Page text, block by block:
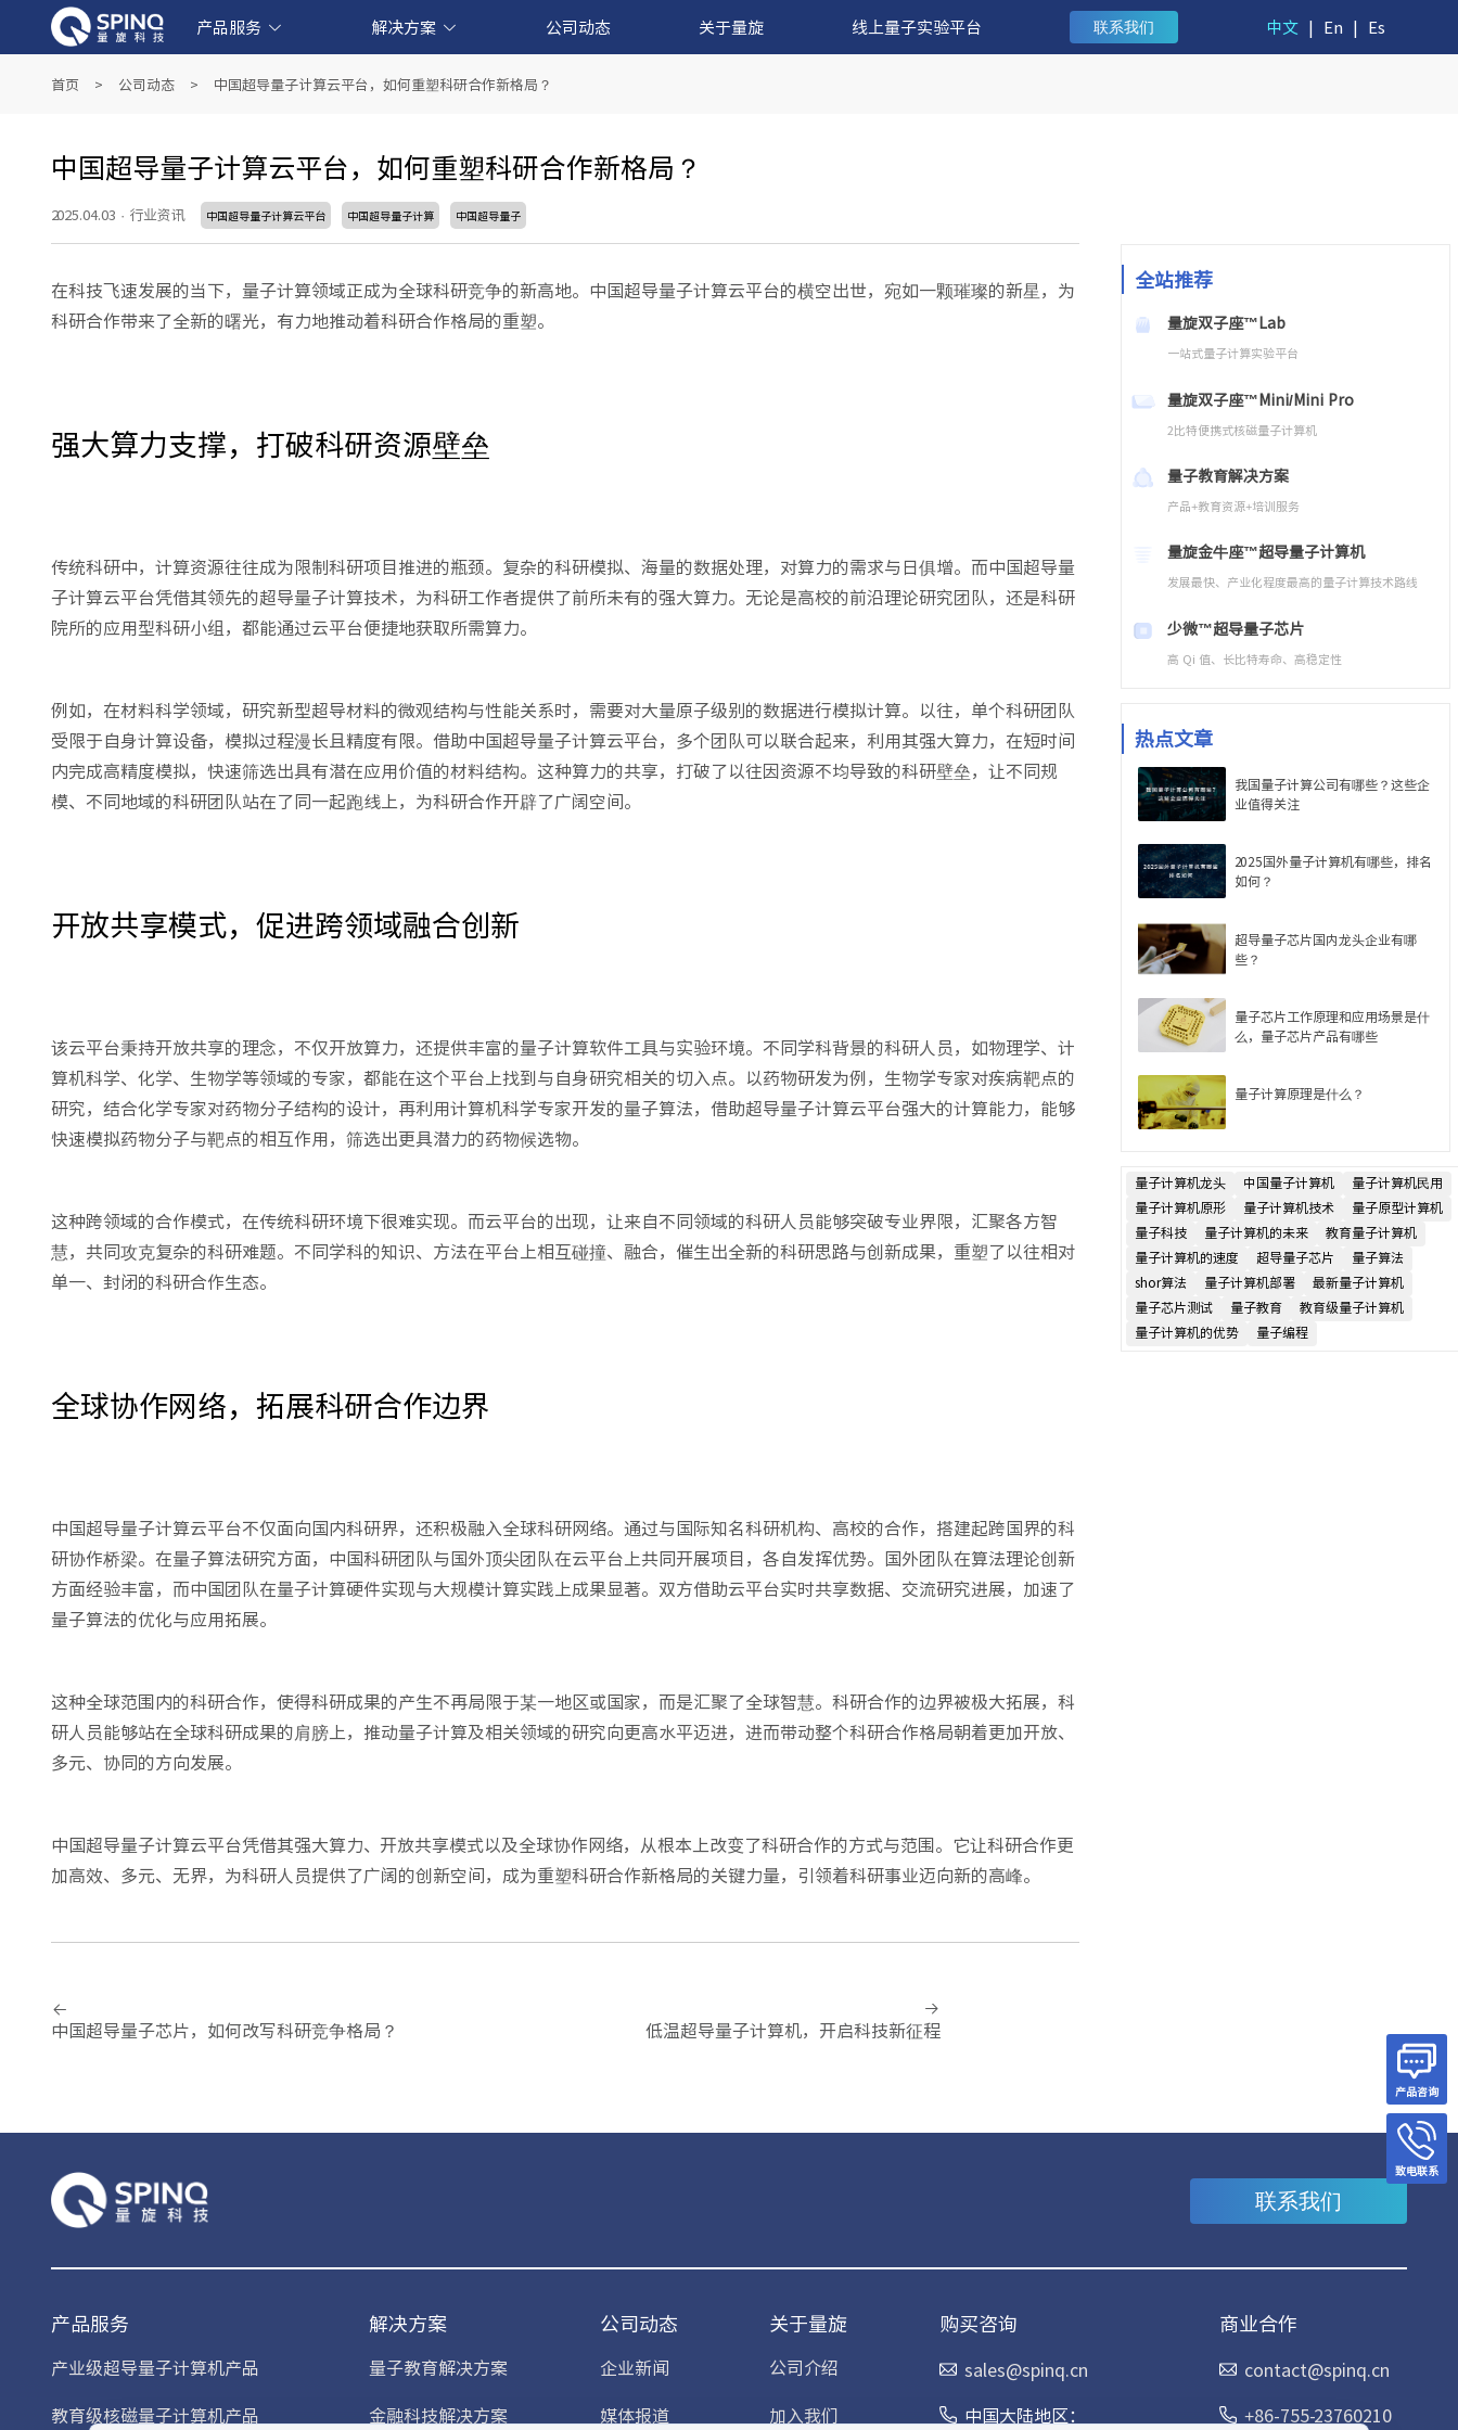
产品服务
产业级超导量子计算机产品
教育级核磁量子计算机产品
线上量子实验平台和软件产品
解决方案
量子教育解决方案
金融科技解决方案
生物医药解决方案
人工智能解决方案
公司动态 关于量旋 线上量子实验平台 联系我们 中文 | En | Es
首页 > 公司动态 > 中国超导量子计算云平台，如何重塑科研合作新格局？
中国超导量子计算云平台，如何重塑科研合作新格局？
2025.04.03 · 行业资讯 中国超导量子计算云平台 中国超导量子计算 中国超导量子
在科技飞速发展的当下，量子计算领域正成为全球科研竞争的新高地。中国超导量子计算云平台的横空出世，宛如一颗璀璨的新星，为
科研合作带来了全新的曙光，有力地推动着科研合作格局的重塑。
强大算力支撑，打破科研资源壁垒
传统科研中，计算资源往往成为限制科研项目推进的瓶颈。复杂的科研模拟、海量的数据处理，对算力的需求与日俱增。而中国超导量
子计算云平台凭借其领先的超导量子计算技术，为科研工作者提供了前所未有的强大算力。无论是高校的前沿理论研究团队，还是科研
院所的应用型科研小组，都能通过云平台便捷地获取所需算力。
例如，在材料科学领域，研究新型超导材料的微观结构与性能关系时，需要对大量原子级别的数据进行模拟计算。以往，单个科研团队
受限于自身计算设备，模拟过程漫长且精度有限。借助中国超导量子计算云平台，多个团队可以联合起来，利用其强大算力，在短时间
内完成高精度模拟，快速筛选出具有潜在应用价值的材料结构。这种算力的共享，打破了以往因资源不均导致的科研壁垒，让不同规
模、不同地域的科研团队站在了同一起跑线上，为科研合作开辟了广阔空间。
开放共享模式，促进跨领域融合创新
该云平台秉持开放共享的理念，不仅开放算力，还提供丰富的量子计算软件工具与实验环境。不同学科背景的科研人员，如物理学、计
算机科学、化学、生物学等领域的专家，都能在这个平台上找到与自身研究相关的切入点。以药物研发为例，生物学专家对疾病靶点的
研究，结合化学专家对药物分子结构的设计，再利用计算机科学专家开发的量子算法，借助超导量子计算云平台强大的计算能力，能够
快速模拟药物分子与靶点的相互作用，筛选出更具潜力的药物候选物。
这种跨领域的合作模式，在传统科研环境下很难实现。而云平台的出现，让来自不同领域的科研人员能够突破专业界限，汇聚各方智
慧，共同攻克复杂的科研难题。不同学科的知识、方法在平台上相互碰撞、融合，催生出全新的科研思路与创新成果，重塑了以往相对
单一、封闭的科研合作生态。
全球协作网络，拓展科研合作边界
中国超导量子计算云平台不仅面向国内科研界，还积极融入全球科研网络。通过与国际知名科研机构、高校的合作，搭建起跨国界的科
研协作桥梁。在量子算法研究方面，中国科研团队与国外顶尖团队在云平台上共同开展项目，各自发挥优势。国外团队在算法理论创新
方面经验丰富，而中国团队在量子计算硬件实现与大规模计算实践上成果显著。双方借助云平台实时共享数据、交流研究进展，加速了
量子算法的优化与应用拓展。
这种全球范围内的科研合作，使得科研成果的产生不再局限于某一地区或国家，而是汇聚了全球智慧。科研合作的边界被极大拓展，科
研人员能够站在全球科研成果的肩膀上，推动量子计算及相关领域的研究向更高水平迈进，进而带动整个科研合作格局朝着更加开放、
多元、协同的方向发展。
中国超导量子计算云平台凭借其强大算力、开放共享模式以及全球协作网络，从根本上改变了科研合作的方式与范围。它让科研合作更
加高效、多元、无界，为科研人员提供了广阔的创新空间，成为重塑科研合作新格局的关键力量，引领着科研事业迈向新的高峰。
中国超导量子芯片，如何改写科研竞争格局？ 低温超导量子计算机，开启科技新征程
全站推荐
量旋双子座™Lab
一站式量子计算实验平台
量旋双子座™Mini/Mini Pro
2比特便携式核磁量子计算机
量子教育解决方案
产品+教育资源+培训服务
量旋金牛座™超导量子计算机
发展最快、产业化程度最高的量子计算技术路线
少微™超导量子芯片
高 Qi 值、长比特寿命、高稳定性
热点文章
我国量子计算公司有哪些？这些企
业值得关注
2025国外量子计算机有哪些，排名
如何？
超导量子芯片国内龙头企业有哪
些？
量子芯片工作原理和应用场景是什
么，量子芯片产品有哪些
量子计算原理是什么？
量子计算机龙头 中国量子计算机
量子计算机民用
量子计算机原形
量子计算机技术
量子原型计算机
量子科技
量子计算机的未来
教育量子计算机
量子计算机的速度
超导量子芯片
量子算法
shor算法
量子计算机部署
最新量子计算机
量子芯片测试
量子教育
教育级量子计算机
量子计算机的优势
量子编程
产品咨询
致电联系
联系我们
产品服务
产业级超导量子计算机产品
教育级核磁量子计算机产品
解决方案
量子教育解决方案
金融科技解决方案
公司动态
企业新闻
媒体报道
关于量旋
公司介绍
加入我们
购买咨询
sales@spinq.cn
中国大陆地区：
商业合作
contact@spinq.cn
+86-755-23760210